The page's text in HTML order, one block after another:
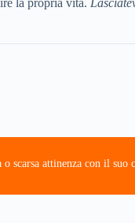
la propria vita.
scarsa attinenza con il suo